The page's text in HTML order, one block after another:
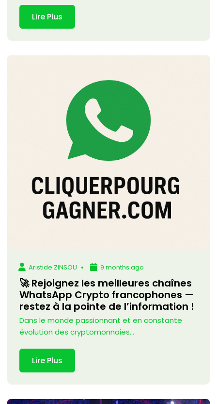
Lire Plus
Aristide ZINSOU 9 months ago
🚀 Rejoignez les meilleures chaînes
WhatsApp Crypto francophones —
restez à la pointe de l’information !
Dans le monde passionnant et en constante
évolution des cryptomonnaies...
Lire Plus